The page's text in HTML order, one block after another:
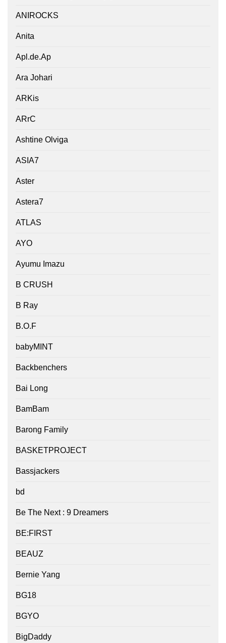
ANIROCKS
Anita
Apl.de.Ap
Ara Johari
ARKis
ARrC
Ashtine Olviga
ASIA7
Aster
Astera7
ATLAS
AYO
Ayumu Imazu
B CRUSH
B Ray
B.O.F
babyMINT
Backbenchers
Bai Long
BamBam
Barong Family
BASKETPROJECT
Bassjackers
bd
Be The Next : 9 Dreamers
BE:FIRST
BEAUZ
Bernie Yang
BG18
BGYO
BigDaddy